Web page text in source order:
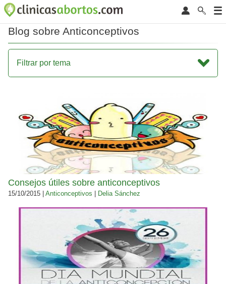
Blog sobre Anticonceptivos
Filtrar por tema
Consejos útiles sobre anticonceptivos
15/10/2015 | Anticonceptivos Delia Sánchez